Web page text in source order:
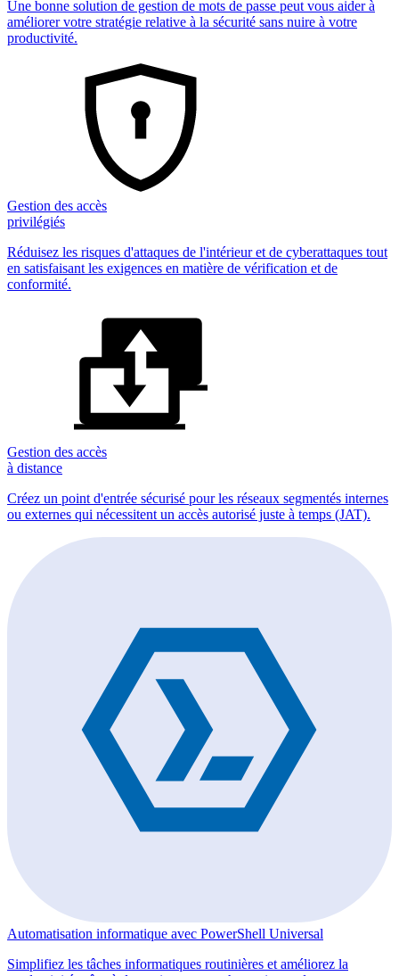
Une bonne solution de gestion de mots de passe peut vous aider à
améliorer votre stratégie relative à la sécurité sans nuire à votre
productivité.
Gestion des accès
privilégiés
Réduisez les risques d'attaques de l'intérieur et de cyberattaques tout
en satisfaisant les exigences en matière de vérification et de
conformité.
Gestion des accès
à distance
Créez un point d'entrée sécurisé pour les réseaux segmentés internes
ou externes qui nécessitent un accès autorisé juste à temps (JAT).
Automatisation informatique avec PowerShell Universal
Simplifiez les tâches informatiques routinières et améliorez la